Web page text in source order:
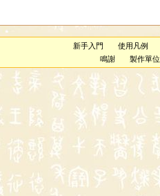
新手入門 使用凡例
鳴謝
製作單位